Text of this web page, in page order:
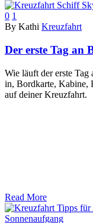
0 1
By Kathi Kreuzfahrt
Der erste Tag an
Wie läuft der erste
in, Bordkarte, Kabine,
auf deiner Kreuzfahrt.
Read More